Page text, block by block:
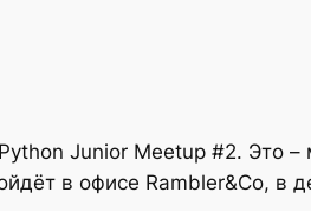
Junior Meetup #2.
в офисе Rambler&Co, в